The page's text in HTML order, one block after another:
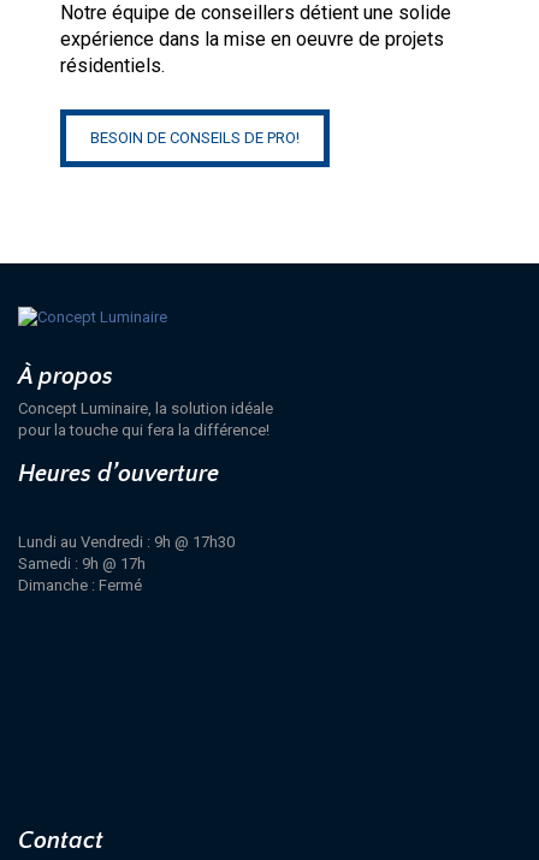
Notre équipe de conseillers détient une solide
expérience dans la mise en oeuvre de projets
résidentiels.
BESOIN DE CONSEILS DE PRO!
À propos
Concept Luminaire, la solution idéale
pour la touche qui fera la différence!
Heures d’ouverture
Lundi au Vendredi : 9h @ 17h30
Samedi : 9h @ 17h
Dimanche : Fermé
Contact